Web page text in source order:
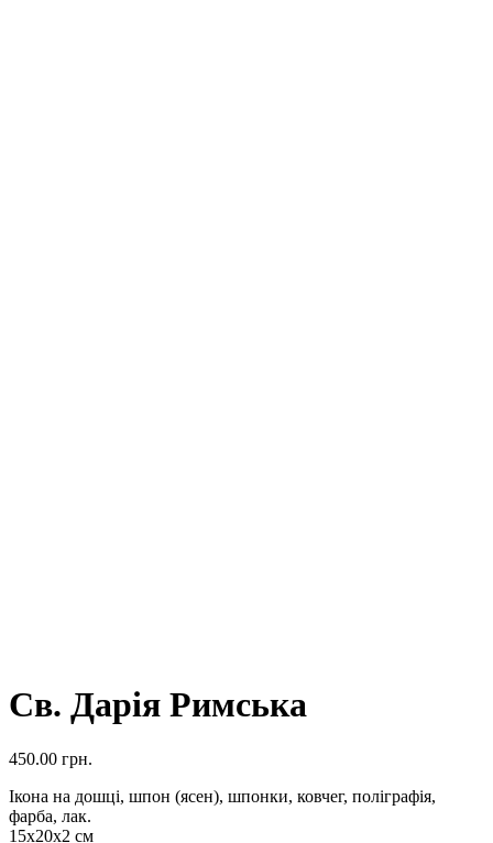
Св. Дарія Римська
450.00 грн.
Ікона на дошці, шпон (ясен), шпонки, ковчег, поліграфія,
фарба, лак.
15х20х2 см